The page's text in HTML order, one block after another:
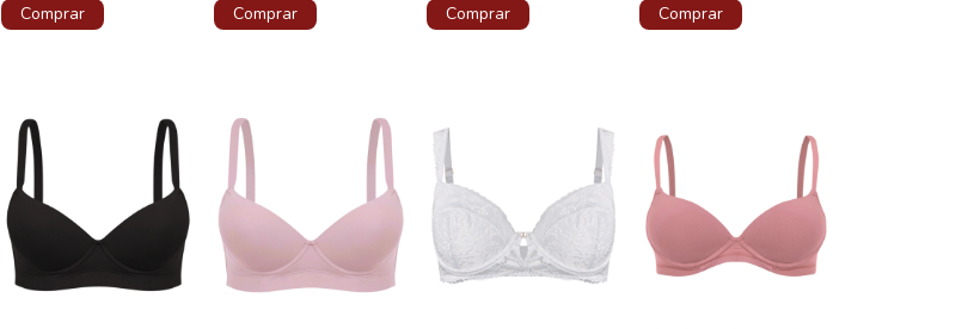
Comprar
Comprar
Comprar
Comprar